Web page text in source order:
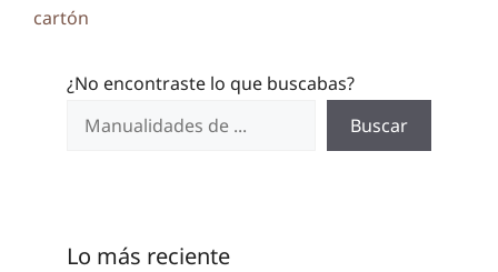
cartón
¿No encontraste lo que buscabas?
Buscar
Lo más reciente